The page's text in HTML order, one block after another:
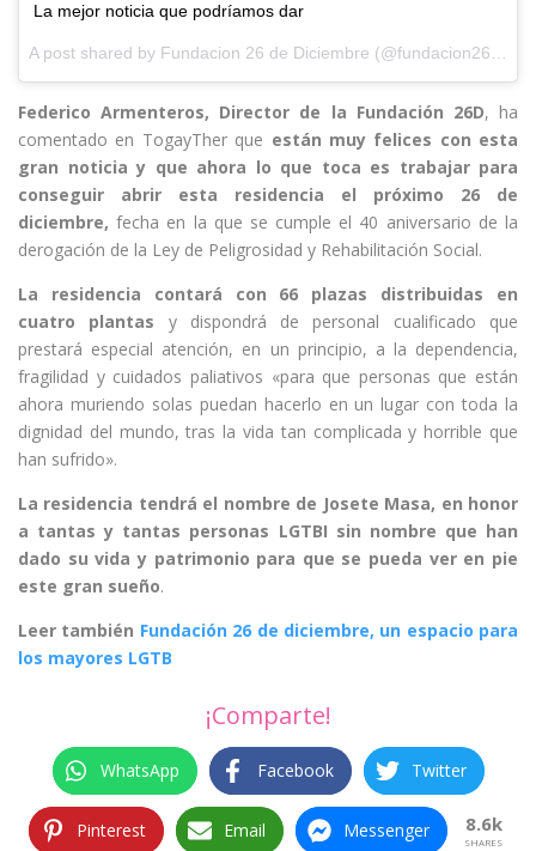
La mejor noticia que podríamos dar
A post shared by Fundacion 26 de Diciembre (@fundacion26diciembre) on
Federico Armenteros, Director de la Fundación 26D, ha
comentado en TogayTher que están muy felices con esta
gran noticia y que ahora lo que toca es trabajar para
conseguir abrir esta residencia el próximo 26 de
diciembre, fecha en la que se cumple el 40 aniversario de la
derogación de la Ley de Peligrosidad y Rehabilitación Social.
La residencia contará con 66 plazas distribuidas en
cuatro plantas y dispondrá de personal cualificado que
prestará especial atención, en un principio, a la dependencia,
fragilidad y cuidados paliativos «para que personas que están
ahora muriendo solas puedan hacerlo en un lugar con toda la
dignidad del mundo, tras la vida tan complicada y horrible que
han sufrido».
La residencia tendrá el nombre de Josete Masa, en honor
a tantas y tantas personas LGTBI sin nombre que han
dado su vida y patrimonio para que se pueda ver en pie
este gran sueño.
Leer también Fundación 26 de diciembre, un espacio para
los mayores LGTB
¡Comparte!
WhatsApp Facebook Twitter
Pinterest Email Messenger 8.6k
SHARES